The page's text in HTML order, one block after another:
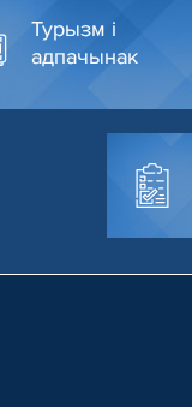
Турызм і
адпачынак